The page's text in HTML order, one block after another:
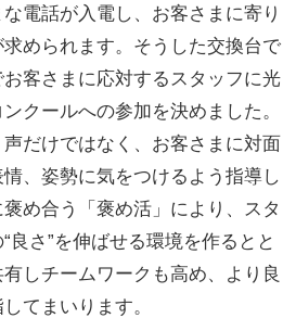
電話が入電し、お客さまに寄り
められます。そうした交換台で
お客さまに応対するスタッフに光
クールへの参加を決めました。
だけではなく、お客さまに対面
、姿勢に気をつけるよう指導し
め合う「褒め活」により、スタ
良さ”を伸ばせる環境を作るとと
しチームワークも高め、より良
てまいります。